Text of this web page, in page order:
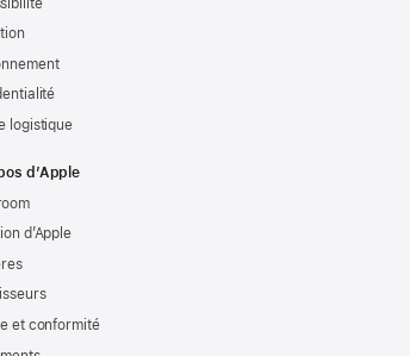
logistique
d’Apple
d’Apple
et conformité